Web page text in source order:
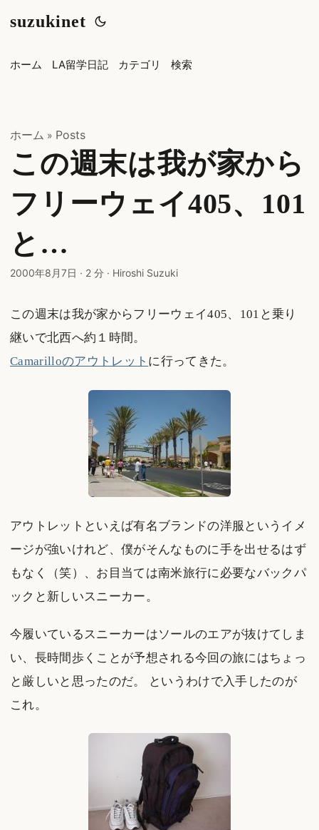
suzukinet
ホーム LA留学日記 カテゴリ 検索
ホーム » Posts
この週末は我が家から
フリーウェイ405、101
と…
2000年8月7日 · 2 分 · Hiroshi Suzuki
この週末は我が家からフリーウェイ405、101と乗り
継いで北西へ約１時間。
Camarilloのアウトレット に行ってきた。
アウトレットといえば有名ブランドの洋服というイメ
ージが強いけれど、僕がそんなものに手を出せるはず
もなく（笑）、お目当ては南米旅行に必要なバックパ
ックと新しいスニーカー。
今履いているスニーカーはソールのエアが抜けてしま
い、長時間歩くことが予想される今回の旅にはちょっ
と厳しいと思ったのだ。 というわけで入手したのが
これ。